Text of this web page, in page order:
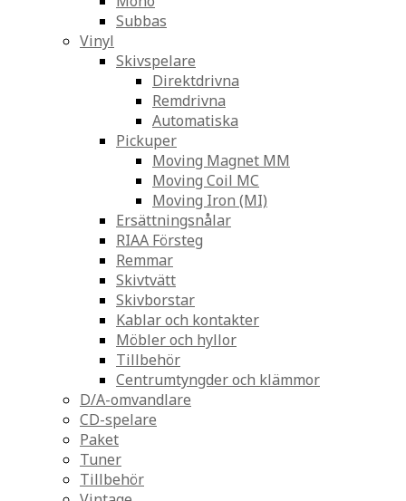
Subbas
Vinyl
Skivspelare
Direktdrivna
Remdrivna
Automatiska
Pickuper
Moving Magnet MM
Moving Coil MC
Moving Iron (MI)
Ersättningsnålar
RIAA Försteg
Remmar
Skivtvätt
Skivborstar
Kablar och kontakter
Möbler och hyllor
Tillbehör
Centrumtyngder och klämmor
D/A-omvandlare
CD-spelare
Paket
Tuner
Tillbehör